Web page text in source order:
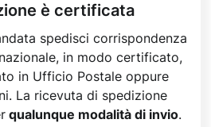
è certificata
spedisci corrispondenza
in modo certificato,
in Ufficio Postale oppure
La ricevuta di spedizione
qualunque modalità di invio.